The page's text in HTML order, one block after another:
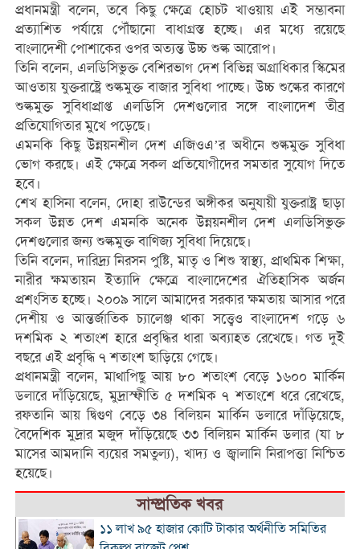
প্রধানমন্ত্রী বলেন, তবে কিছু ক্ষেত্রে হোচট খাওয়ায় এই সম্ভাবনা
প্রত্যাশিত পর্যায়ে পৌঁছানো বাধাগ্রস্ত হচ্ছে। এর মধ্যে রয়েছে
বাংলাদেশী পোশাকের ওপর অত্যন্ত উচ্চ শুল্ক আরোপ।
তিনি বলেন, এলডিসিভুক্ত বেশিরভাগ দেশ বিভিন্ন অগ্রাধিকার স্কিমের
আওতায় যুক্তরাষ্ট্রে শুল্কমুক্ত বাজার সুবিধা পাচ্ছে। উচ্চ শুল্কের কারণে
শুল্কমুক্ত সুবিধাপ্রাপ্ত এলডিসি দেশগুলোর সঙ্গে বাংলাদেশ তীব্র
প্রতিযোগিতার মুখে পড়েছে।
এমনকি কিছু উন্নয়নশীল দেশ এজিওএ’র অধীনে শুল্কমুক্ত সুবিধা
ভোগ করছে। এই ক্ষেত্রে সকল প্রতিযোগীদের সমতার সুযোগ দিতে
হবে।
শেখ হাসিনা বলেন, দোহা রাউন্ডের অঙ্গীকর অনুযায়ী যুক্তরাষ্ট্র ছাড়া
সকল উন্নত দেশ এমনকি অনেক উন্নয়নশীল দেশ এলডিসিভুক্ত
দেশগুলোর জন্য শুল্কমুক্ত বাণিজ্য সুবিধা দিয়েছে।
তিনি বলেন, দারিদ্র্য নিরসন পুষ্টি, মাতৃ ও শিশু স্বাস্থ্য, প্রাথমিক শিক্ষা,
নারীর ক্ষমতায়ন ইত্যাদি ক্ষেত্রে বাংলাদেশের ঐতিহাসিক অর্জন
প্রশংসিত হচ্ছে। ২০০৯ সালে আমাদের সরকার ক্ষমতায় আসার পরে
দেশীয় ও আন্তর্জাতিক চ্যালেঞ্জ থাকা সত্ত্বেও বাংলাদেশ গড়ে ৬
দশমিক ২ শতাংশ হারে প্রবৃদ্ধির ধারা অব্যাহত রেখেছে। গত দুই
বছরে এই প্রবৃদ্ধি ৭ শতাংশ ছাড়িয়ে গেছে।
প্রধানমন্ত্রী বলেন, মাথাপিছু আয় ৮০ শতাংশ বেড়ে ১৬০০ মার্কিন
ডলারে দাঁড়িয়েছে, মুদ্রাস্ফীতি ৫ দশমিক ৭ শতাংশে ধরে রেখেছে,
রফতানি আয় দ্বিগুণ বেড়ে ৩৪ বিলিয়ন মার্কিন ডলারে দাঁড়িয়েছে,
বৈদেশিক মুদ্রার মজুদ দাঁড়িয়েছে ৩৩ বিলিয়ন মার্কিন ডলার (যা ৮
মাসের আমদানি ব্যয়ের সমতুল্য), খাদ্য ও জ্বালানি নিরাপত্তা নিশ্চিত
হয়েছে।
সাম্প্রতিক খবর
১১ লাখ ৯৫ হাজার কোটি টাকার অর্থনীতি সমিতির